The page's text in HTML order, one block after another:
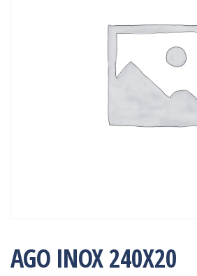
AGO INOX 240X20